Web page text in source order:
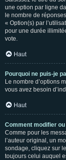
une option par ligne
le nombre de
« Option(s) par
pour une durée
vote.
Haut
Pourquoi ne puis-je
Le nombre d’options
vous avez besoin
Haut
Comment modifier
Comme pour les
l’auteur original, un
sondage, cliquez sur
toujours celui auquel